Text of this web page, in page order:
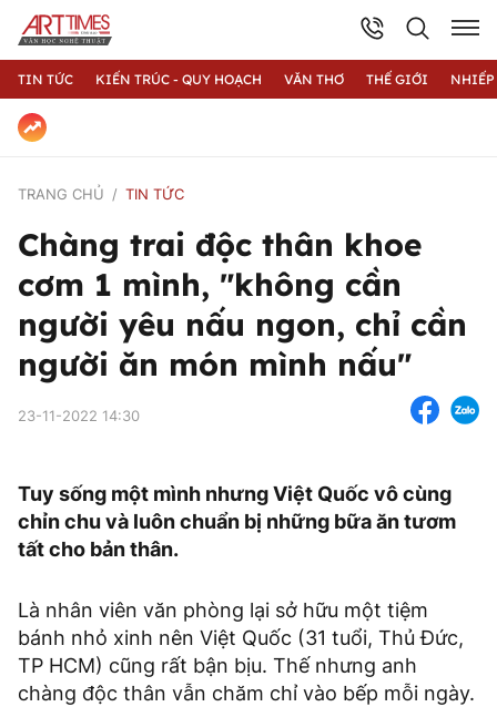
TIN TỨC KIẾN TRÚC - QUY HOẠCH VĂN THƠ THẾ GIỚI
TRANG CHỦ TIN TỨC
Chàng trai độc thân khoe
cơm 1 mình, "không cần
người yêu nấu ngon, chỉ cần
người ăn món mình nấu"
23-11-2022 14:30
Tuy sống một mình nhưng Việt Quốc vô cùng
chỉn chu và luôn chuẩn bị những bữa ăn tươm
tất cho bản thân.
Là nhân viên văn phòng lại sở hữu một tiệm
bánh nhỏ xinh nên Việt Quốc (31 tuổi, Thủ Đức,
TP HCM) cũng rất bận bịu. Thế nhưng anh
chàng độc thân vẫn chăm chỉ vào bếp mỗi ngày.